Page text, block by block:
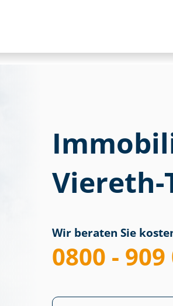
Wir beraten Sie
0800 - 909